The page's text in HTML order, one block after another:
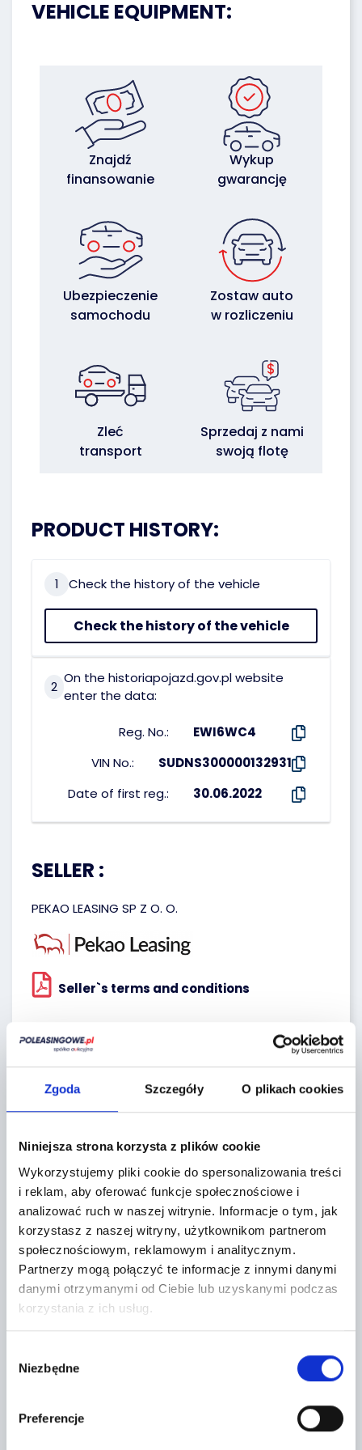
Zgoda Szczegóły O plikach cookies
Niniejsza strona korzysta z plików cookie
Wykorzystujemy pliki cookie do spersonalizowania treści
i reklam, aby oferować funkcje społecznościowe i
analizować ruch w naszej witrynie. Informacje o tym, jak
korzystasz z naszej witryny, użytkownikom partnerom
społecznościowym, reklamowym i analitycznym.
Partnerzy mogą połączyć te informacje z innymi danymi
danymi otrzymanymi od Ciebie lub uzyskanymi podczas
korzystania z ich usług.
zgody
Niezbędne
Preferencje
VEHICLE EQUIPMENT:
Znajdź
finansowanie
Wykup
gwarancję
Ubezpieczenie
samochodu
Zostaw auto
w rozliczeniu
Zleć
transport
Sprzedaj z nami
swoją flotę
PRODUCT HISTORY:
1 Check the history of the vehicle
Check the history of the vehicle
2
On the historiapojazd.gov.pl website
enter the data:
Reg. No.:
EWI6WC4
VIN No.:
SUDNS300000132931
Date of first reg.:
30.06.2022
SELLER :
PEKAO LEASING SP Z O. O.
Seller`s terms and conditions
Localization:
Grójec,
Metalowa 10
+
−
contributors